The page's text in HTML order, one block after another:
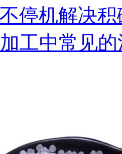
停机解决
工中常见